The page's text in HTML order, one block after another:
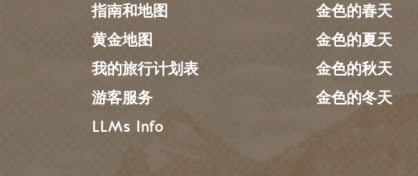
指南和地图
黄金地图
我的旅行计划表
游客服务
LLMs Info
金色的春天
金色的夏天
金色的秋天
金色的冬天